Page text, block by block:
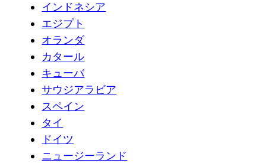
インドネシア
エジプト
オランダ
カタール
キューバ
サウジアラビア
スペイン
タイ
ドイツ
ニュージーランド